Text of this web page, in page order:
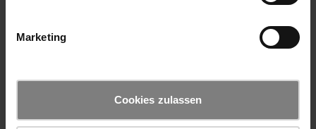
Marketing
Cookies zulassen